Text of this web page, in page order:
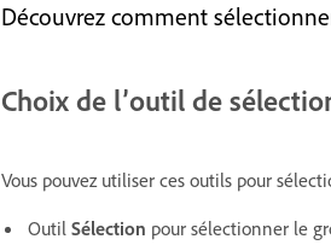
Découvrez comment
Choix de l’outil de
Vous pouvez utiliser ces outils pour
Outil Sélection pour sélectionner le